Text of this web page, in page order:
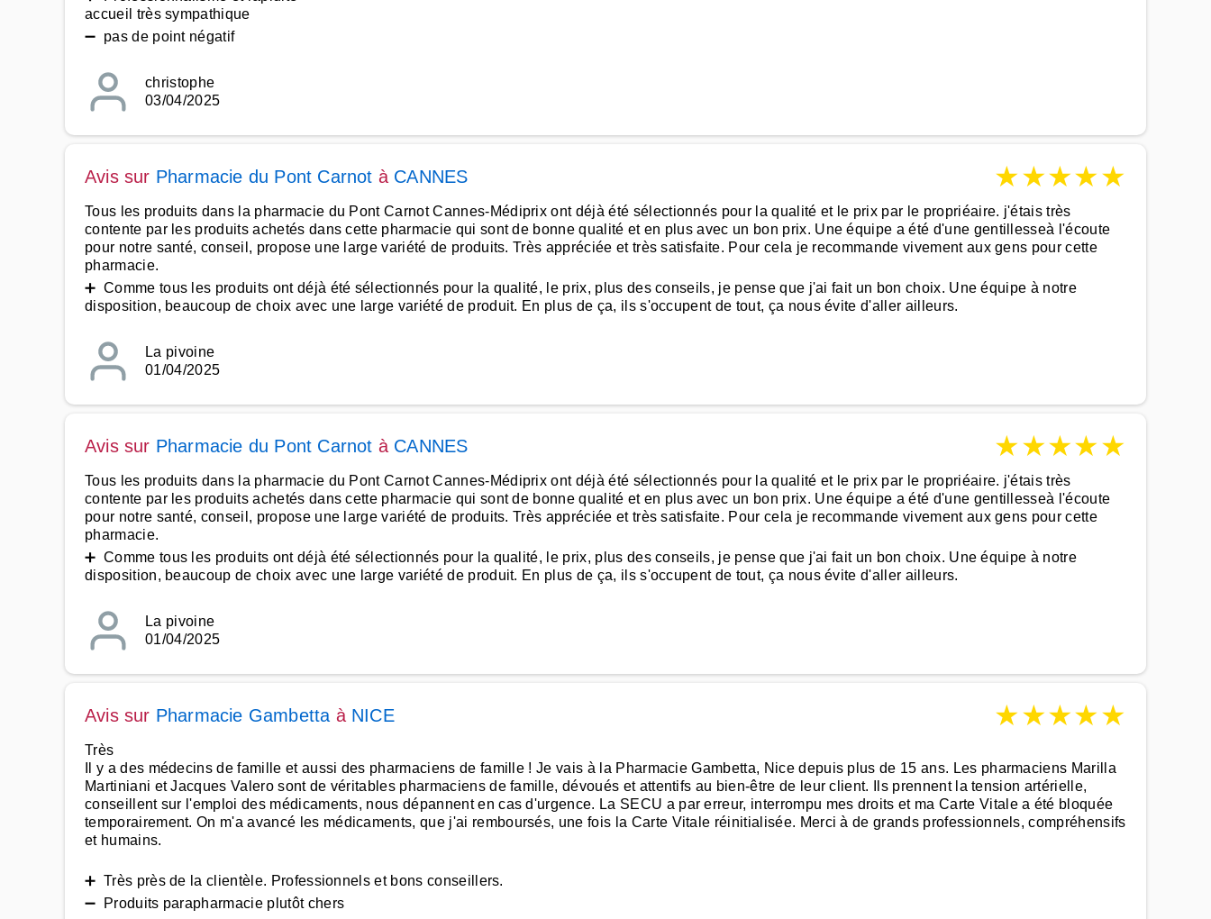
accueil très sympathique
➖ pas de point négatif
christophe
03/04/2025
Avis sur Pharmacie du Pont Carnot à CANNES ★★★★★
Tous les produits dans la pharmacie du Pont Carnot Cannes-Médiprix ont déjà été sélectionnés pour la qualité et le prix par le propriéaire. j'étais très
contente par les produits achetés dans cette pharmacie qui sont de bonne qualité et en plus avec un bon prix. Une équipe a été d'une gentillesseà l'écoute
pour notre santé, conseil, propose une large variété de produits. Très appréciée et très satisfaite. Pour cela je recommande vivement aux gens pour cette
pharmacie.
➕ Comme tous les produits ont déjà été sélectionnés pour la qualité, le prix, plus des conseils, je pense que j'ai fait un bon choix. Une équipe à notre
disposition, beaucoup de choix avec une large variété de produit. En plus de ça, ils s'occupent de tout, ça nous évite d'aller ailleurs.
La pivoine
01/04/2025
Avis sur Pharmacie du Pont Carnot à CANNES ★★★★★
Tous les produits dans la pharmacie du Pont Carnot Cannes-Médiprix ont déjà été sélectionnés pour la qualité et le prix par le propriéaire. j'étais très
contente par les produits achetés dans cette pharmacie qui sont de bonne qualité et en plus avec un bon prix. Une équipe a été d'une gentillesseà l'écoute
pour notre santé, conseil, propose une large variété de produits. Très appréciée et très satisfaite. Pour cela je recommande vivement aux gens pour cette
pharmacie.
➕ Comme tous les produits ont déjà été sélectionnés pour la qualité, le prix, plus des conseils, je pense que j'ai fait un bon choix. Une équipe à notre
disposition, beaucoup de choix avec une large variété de produit. En plus de ça, ils s'occupent de tout, ça nous évite d'aller ailleurs.
La pivoine
01/04/2025
Avis sur Pharmacie Gambetta à NICE ★★★★★
Très
Il y a des médecins de famille et aussi des pharmaciens de famille ! Je vais à la Pharmacie Gambetta, Nice depuis plus de 15 ans. Les pharmaciens Marilla
Martiniani et Jacques Valero sont de véritables pharmaciens de famille, dévoués et attentifs au bien-être de leur client. Ils prennent la tension artérielle,
conseillent sur l'emploi des médicaments, nous dépannent en cas d'urgence. La SECU a par erreur, interrompu mes droits et ma Carte Vitale a été bloquée
temporairement. On m'a avancé les médicaments, que j'ai remboursés, une fois la Carte Vitale réinitialisée. Merci à de grands professionnels, compréhensifs
et humains.
➕ Très près de la clientèle. Professionnels et bons conseillers.
➖ Produits parapharmacie plutôt chers